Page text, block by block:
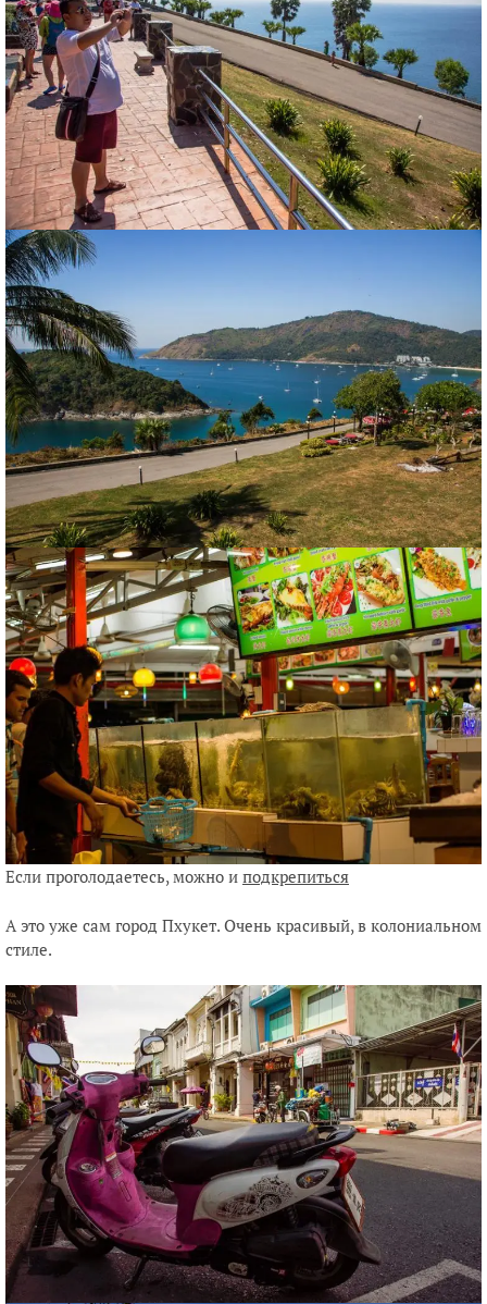
Если проголодаетесь, можно и подкрепиться
А это уже сам город Пхукет. Очень красивый, в колониальном
стиле.